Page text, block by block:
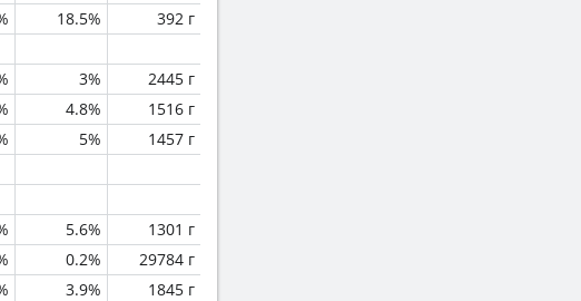
18.5%
392 г
3%
2445 г
4.8%
1516 г
5%
1457 г
5.6%
1301 г
0.2%
29784 г
3.9%
1845 г